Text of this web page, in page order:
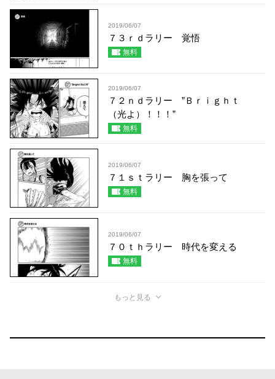
2019/06/07
７３ｒｄラリー 覚悟
無料
2019/06/07
７２ｎｄラリー ”Ｂｒｉｇｈｔ
（光よ）！！！”
無料
2019/06/07
７１ｓｔラリー 胸を張って
無料
2019/06/07
７０ｔｈラリー 時代を変える
無料
もっと見る